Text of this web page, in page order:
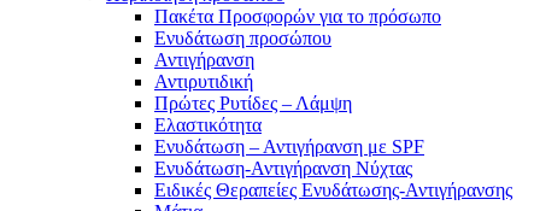
Πακέτα Προσφορών για το πρόσωπο
Ενυδάτωση προσώπου
Αντιγήρανση
Αντιρυτιδική
Πρώτες Ρυτίδες – Λάμψη
Ελαστικότητα
Ενυδάτωση – Αντιγήρανση με SPF
Ενυδάτωση-Αντιγήρανση Νύχτας
Ειδικές Θεραπείες Ενυδάτωσης-Αντιγήρανσης